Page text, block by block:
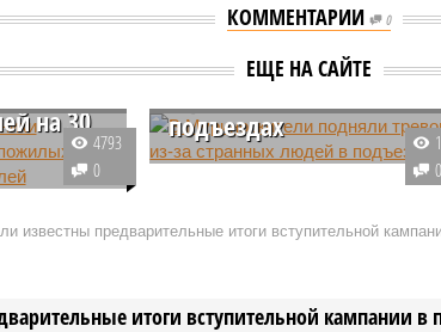
КОММЕНТАРИИ 0
ЕЩЕ НА САЙТЕ
на 30
30
По
дела.
4793
0
В Мурино жители
подняли тревогу из-за
подъездах
В Мурино жители домов
жалуются на подозрительных
объективы видеокамер и
рекомендуют обращаться в
0
известны предварительные итоги вступительной
итоги вступительной кампании в